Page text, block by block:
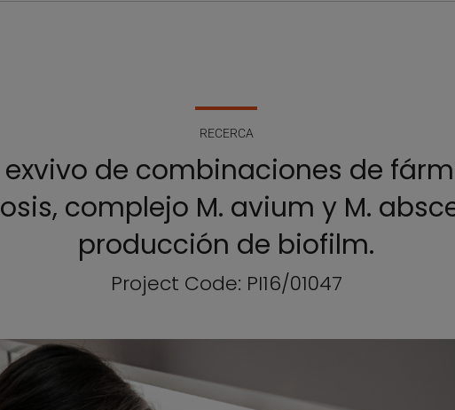
RECERCA
de combinaciones de
complejo M. avium y M.
producción de biofilm.
Project Code: PI16/01047